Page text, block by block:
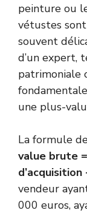
peinture ou
vétustes
souvent
d’un expert,
patrimoniale
une plus-
La formule
value brute
vendeur
000 euros,